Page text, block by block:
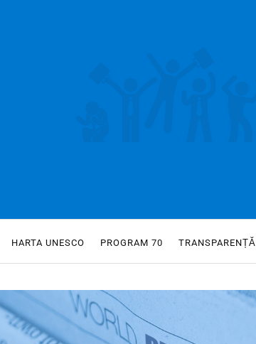
HARTA UNESCO PROGRAM 70 TRANSPARENȚĂ